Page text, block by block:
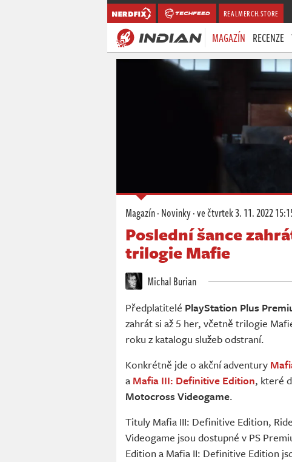
REALMERCH.STORE
MAGAZÍN RECENZE
Magazín·Novinky·ve čtvrtek3. 11. 2022
Poslední šance
trilogie Mafie
Michal Burian
Předplatitelé PlayStation Plus
zahrát si až 5 her, včetně trilogie
roku z katalogu služeb odstraní.
Konkrétně jde o akční adventury
a Mafia III: Definitive Edition, které
Motocross Videogame.
Tituly Mafia III: Definitive Edition,
Videogame jsou dostupné v PS
Edition a Mafia II: Definitive Edition